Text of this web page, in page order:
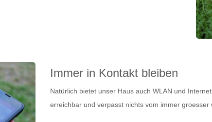
Immer in Kontakt bleiben
Natürlich bietet unser Haus auch WLAN und
erreichbar und verpasst nichts vom immer groesser